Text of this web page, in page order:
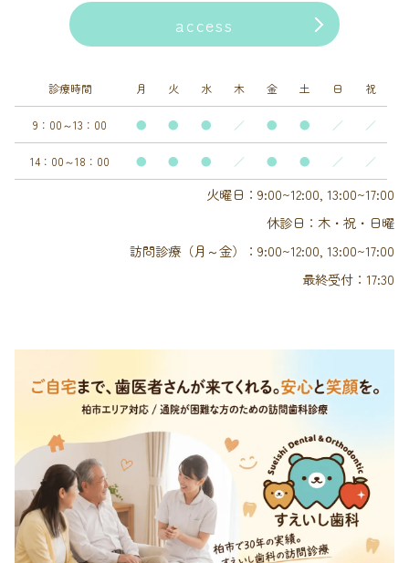
access
診療時間 月 火 水 木 金 土 日 祝
9：00～13：00 ● ● ● ／ ● ● ／ ／
14：00～18：00 ● ● ● ／ ● ● ／ ／
火曜日：9:00~12:00, 13:00~17:00
休診日：木・祝・日曜
訪問診療（月～金）：9:00~12:00, 13:00~17:00
最終受付：17:30